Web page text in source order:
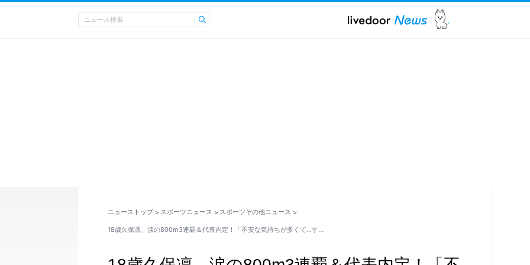
ニューストップ > スポーツニュース > スポーツその他ニュース >
18歳久保凛、涙の800m3連覇＆代表内定！「不安な気持ちが多くて…す…